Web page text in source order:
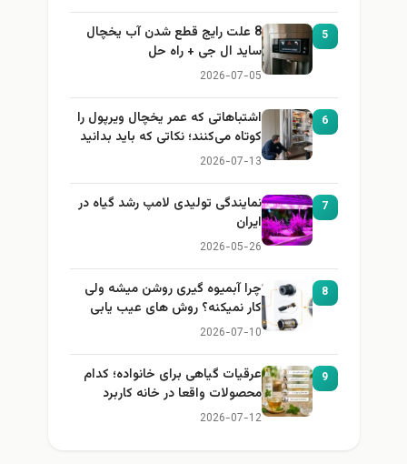
5
8 علت رایج قطع شدن آب یخچال
ساید ال جی + راه حل
2026-07-05
6
اشتباهاتی که عمر یخچال ویرپول را
کوتاه می‌کنند؛ نکاتی که باید بدانید
2026-07-13
7
نمایندگی تولیدی لامپ رشد گیاه در
ایران
2026-05-26
8
چرا آبمیوه گیری روشن میشه ولی
کار نمیکنه؟ روش های عیب یابی
2026-07-10
9
عرقیات گیاهی برای خانواده؛ کدام
محصولات واقعا در خانه کاربرد
دارند؟
2026-07-12